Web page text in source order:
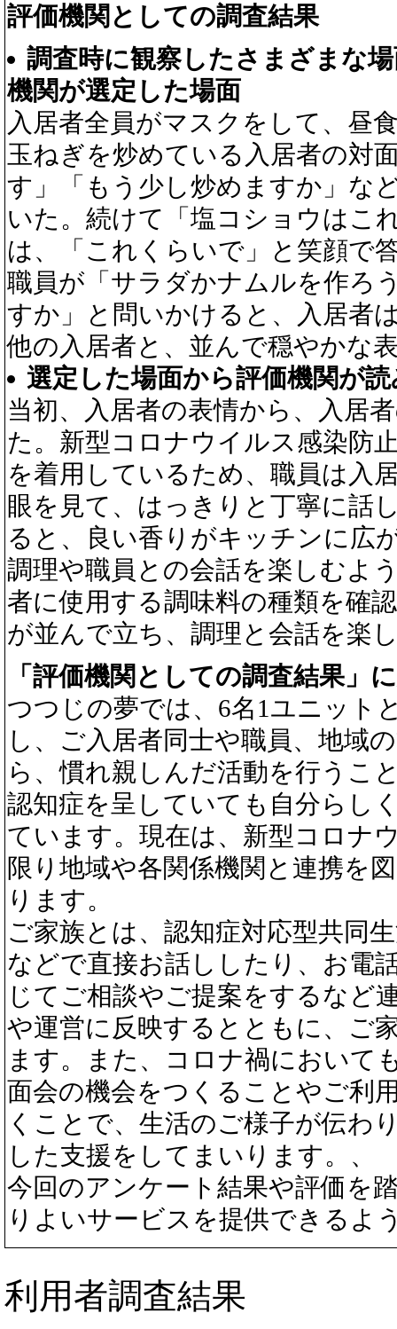
評価機関としての調査結果
調査時に観察したさまざまな
機関が選定した場面
入居者全員がマスクをして、昼
玉ねぎを炒めている入居者の対
す」「もう少し炒めますか」な
いた。続けて「塩コショウはこ
は、「これくらいで」と笑顔で
職員が「サラダかナムルを作ろ
すか」と問いかけると、入居者
他の入居者と、並んで穏やかな
選定した場面から評価機関が
当初、入居者の表情から、入居
た。新型コロナウイルス感染防
を着用しているため、職員は入
眼を見て、はっきりと丁寧に話
ると、良い香りがキッチンに広
調理や職員との会話を楽しむよ
者に使用する調味料の種類を確
が並んで立ち、調理と会話を楽
「評価機関としての調査結果」
つつじの夢では、6名1ユニット
し、ご入居者同士や職員、地域
ら、慣れ親しんだ活動を行うこ
認知症を呈していても自分らし
ています。現在は、新型コロナ
限り地域や各関係機関と連携を
ります。
ご家族とは、認知症対応型共同
などで直接お話ししたり、お電
じてご相談やご提案をするなど
や運営に反映するとともに、ご
ます。また、コロナ禍において
面会の機会をつくることやご利
くことで、生活のご様子が伝わ
した支援をしてまいります。、
今回のアンケート結果や評価を
りよいサービスを提供できるよ
利用者調査結果